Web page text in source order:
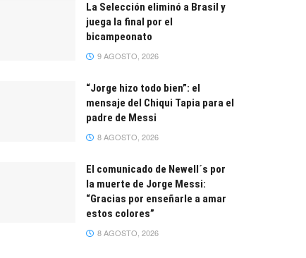
La Selección eliminó a Brasil y
juega la final por el
bicampeonato
9 AGOSTO, 2026
“Jorge hizo todo bien”: el
mensaje del Chiqui Tapia para el
padre de Messi
8 AGOSTO, 2026
El comunicado de Newell´s por
la muerte de Jorge Messi:
“Gracias por enseñarle a amar
estos colores”
8 AGOSTO, 2026